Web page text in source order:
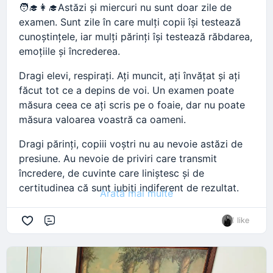
🧑‍🎓👩‍🎓Astăzi și miercuri nu sunt doar zile de
examen. Sunt zile în care mulți copii își testează
cunoștințele, iar mulți părinți își testează răbdarea,
emoțiile și încrederea.
Dragi elevi, respirați. Ați muncit, ați învățat și ați
făcut tot ce a depins de voi. Un examen poate
măsura ceea ce ați scris pe o foaie, dar nu poate
măsura valoarea voastră ca oameni.
Dragi părinți, copiii voștri nu au nevoie astăzi de
presiune. Au nevoie de priviri care transmit
încredere, de cuvinte care liniștesc și de
certitudinea că sunt iubiți indiferent de rezultat.
Succesul nu înseamnă doar o notă mare. Succesul
înseamnă curajul de a intra în sală, de a face față
moment.
Arată mai multe
1 like